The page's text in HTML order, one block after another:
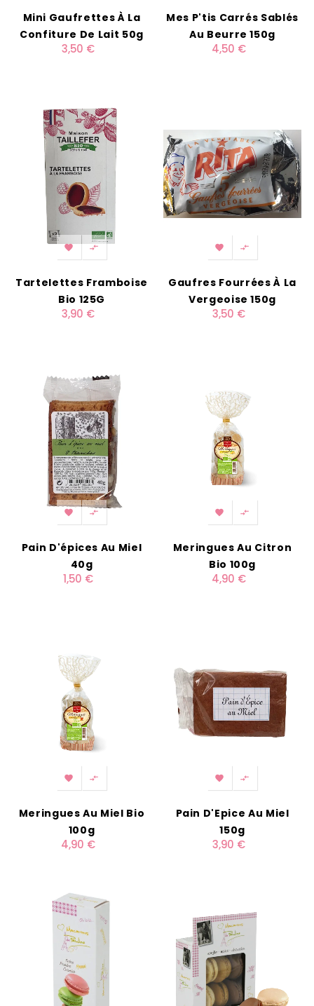
Mini Gaufrettes À La
Confiture De Lait 50g
3,50 €
Mes P'tis Carrés Sablés
Au Beurre 150g
4,50 €
 
Tartelettes Framboise
Bio 125G
3,90 €
 
Gaufres Fourrées À La
Vergeoise 150g
3,50 €
 
Pain D'épices Au Miel
40g
1,50 €
 
Meringues Au Citron
Bio 100g
4,90 €
 
Meringues Au Miel Bio
100g
4,90 €
 
Pain D'Epice Au Miel
150g
3,90 €